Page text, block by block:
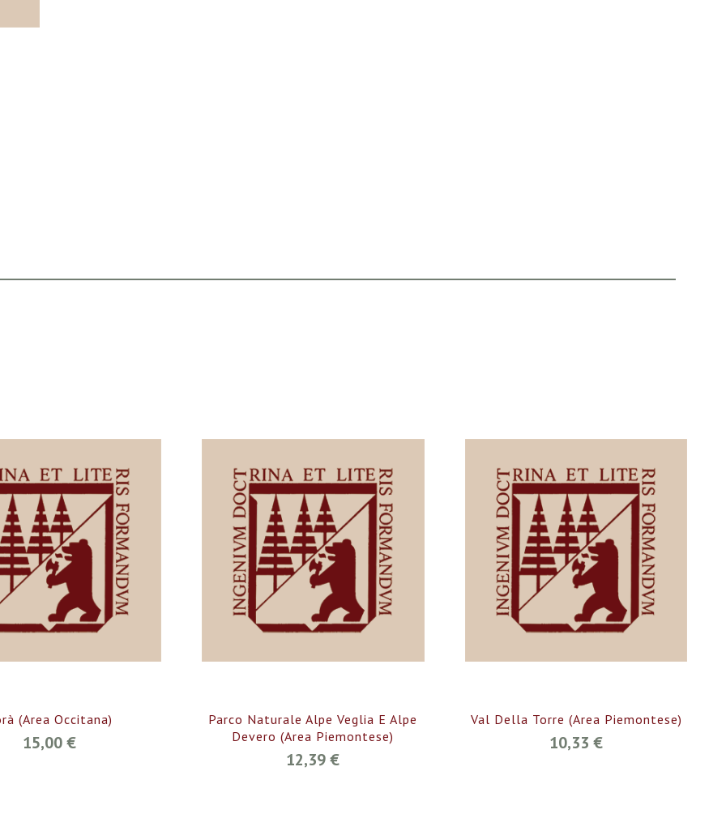
(Area Occitana)
15,00 €
Parco Naturale Alpe Veglia E Alpe
Devero (Area Piemontese)
12,39 €
Val Della Torre (Area Piemontese)
10,33 €